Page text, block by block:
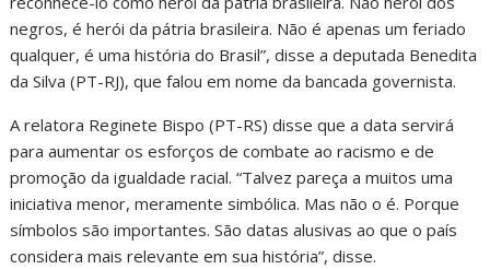
negros, é herói da pátria brasileira. Não é apenas um feriado
qualquer, é uma história do Brasil”, disse a deputada Benedita
da Silva (PT-RJ), que falou em nome da bancada governista.
A relatora Reginete Bispo (PT-RS) disse que a data servirá
para aumentar os esforços de combate ao racismo e de
promoção da igualdade racial. “Talvez pareça a muitos uma
iniciativa menor, meramente simbólica. Mas não o é. Porque
símbolos são importantes. São datas alusivas ao que o país
considera mais relevante em sua história”, disse.